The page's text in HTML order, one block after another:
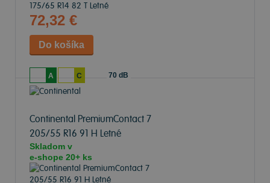
72,32 €
A C 70 dB
Continental PremiumContact 7
205/55 R16 91 H Letné
Skladom v
e-shope 20+ ks